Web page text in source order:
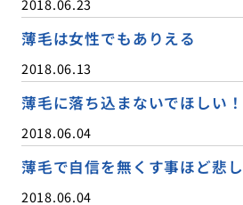
2018.06.23
薄毛は女性でもありえる
2018.06.13
薄毛に落ち込まないでほしい！
2018.06.04
薄毛で自信を無くす事ほど悲
2018.06.04